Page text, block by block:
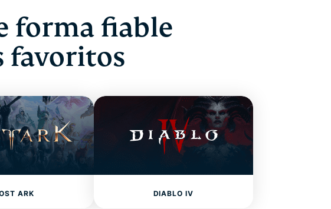
forma fiable
favoritos
ARK DIABLO IV